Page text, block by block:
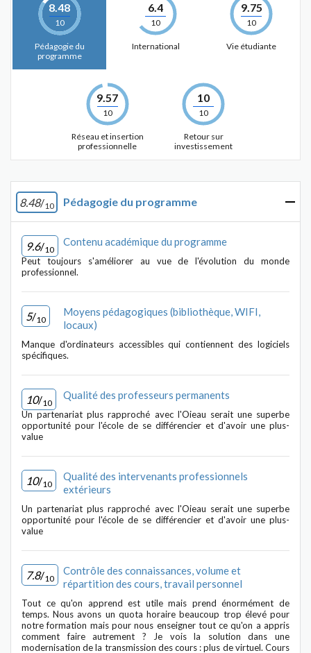
8.48
10
Pédagogie du
programme
6.4
10
International
9.75
10
Vie étudiante
9.57
10
Réseau et insertion
professionnelle
10
10
Retour sur
investissement
8.48/10 Pédagogie du programme
9.6/10
Contenu académique du programme
Peut toujours s'améliorer au vue de l'évolution du monde
professionnel.
5/10
Moyens pédagogiques (bibliothèque, WIFI,
locaux)
Manque d'ordinateurs accessibles qui contiennent des logiciels
spécifiques.
10/10
Qualité des professeurs permanents
Un partenariat plus rapproché avec l'Oieau serait une superbe
opportunité pour l'école de se différencier et d'avoir une plus-
value
10/10
Qualité des intervenants professionnels
extérieurs
Un partenariat plus rapproché avec l'Oieau serait une superbe
opportunité pour l'école de se différencier et d'avoir une plus-
value
7.8/10
Contrôle des connaissances, volume et
répartition des cours, travail personnel
Tout ce qu'on apprend est utile mais prend énormément de
temps. Nous avons un quota horaire beaucoup trop élevé pour
notre formation mais pour nous enseigner tout ce qu'on a appris
comment faire autrement ? Je vois la solution dans une
modernisation de la transmission des cours : plus de virtuel. Cours